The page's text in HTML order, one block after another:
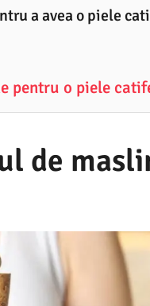
a avea o piele
pentru o piele
de